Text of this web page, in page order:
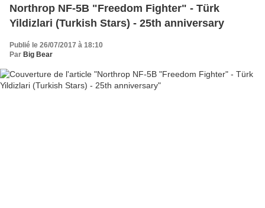
Northrop NF-5B "Freedom Fighter" - Türk
Yildizlari (Turkish Stars) - 25th anniversary
Publié le 26/07/2017 à 18:10
Par Big Bear